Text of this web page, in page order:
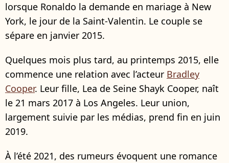
lorsque Ronaldo la demande en mariage à New
York, le jour de la Saint-Valentin. Le couple se
sépare en janvier 2015.
Quelques mois plus tard, au printemps 2015, elle
commence une relation avec l’acteur Bradley
Cooper. Leur fille, Lea de Seine Shayk Cooper, naît
le 21 mars 2017 à Los Angeles. Leur union,
largement suivie par les médias, prend fin en juin
2019.
À l’été 2021, des rumeurs évoquent une romance